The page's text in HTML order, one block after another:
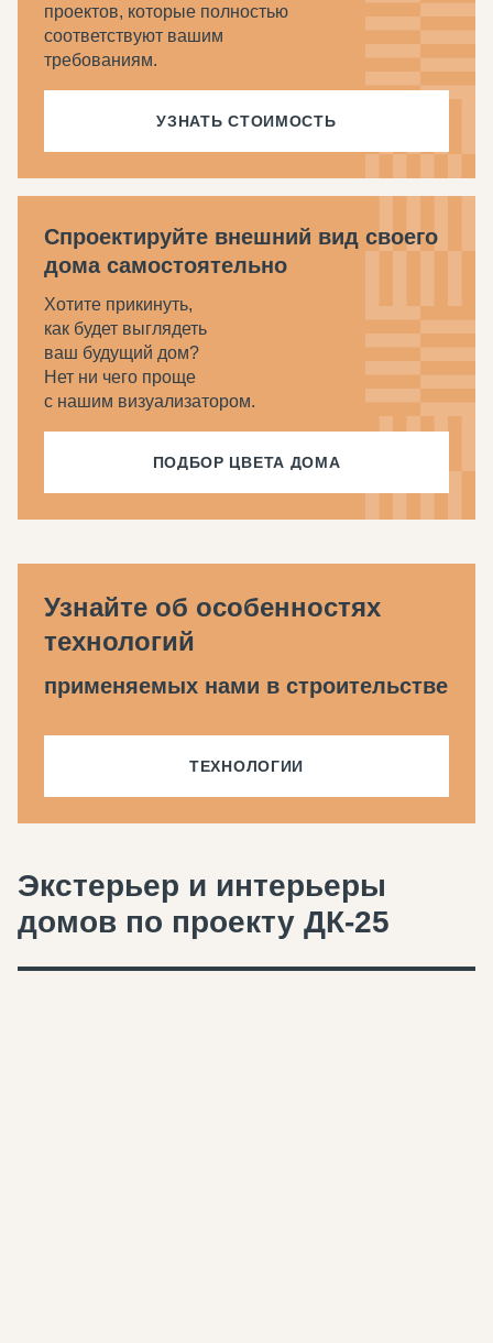
проектов, которые полностью
соответствуют вашим
требованиям.
УЗНАТЬ СТОИМОСТЬ
Спроектируйте внешний вид своего
дома самостоятельно
Хотите прикинуть,
как будет выглядеть
ваш будущий дом?
Нет ни чего проще
с нашим визуализатором.
ПОДБОР ЦВЕТА ДОМА
Узнайте об особенностях
технологий
применяемых нами в строительстве
ТЕХНОЛОГИИ
Экстерьер и интерьеры
домов по проекту ДК-25